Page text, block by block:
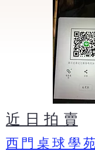
​近 日 拍 賣
​西門桌球學苑